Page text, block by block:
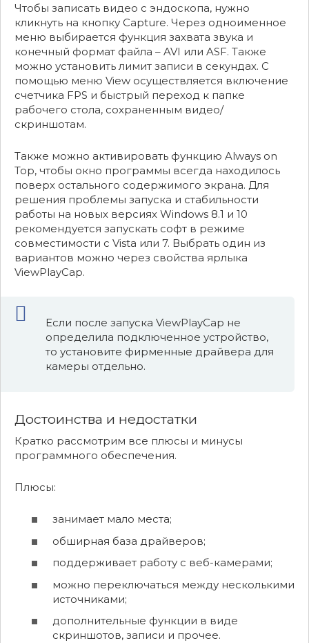
Чтобы записать видео с эндоскопа, нужно
кликнуть на кнопку Capture. Через одноименное
меню выбирается функция захвата звука и
конечный формат файла – AVI или ASF. Также
можно установить лимит записи в секундах. С
помощью меню View осуществляется включение
счетчика FPS и быстрый переход к папке
рабочего стола, сохраненным видео/
скриншотам.
Также можно активировать функцию Always on
Top, чтобы окно программы всегда находилось
поверх остального содержимого экрана. Для
решения проблемы запуска и стабильности
работы на новых версиях Windows 8.1 и 10
рекомендуется запускать софт в режиме
совместимости с Vista или 7. Выбрать один из
вариантов можно через свойства ярлыка
ViewPlayCap.
Если после запуска ViewPlayCap не
определила подключенное устройство,
то установите фирменные драйвера для
камеры отдельно.
Достоинства и недостатки
Кратко рассмотрим все плюсы и минусы
программного обеспечения.
Плюсы:
занимает мало места;
обширная база драйверов;
поддерживает работу с веб-камерами;
можно переключаться между несколькими
источниками;
дополнительные функции в виде
скриншотов, записи и прочее.